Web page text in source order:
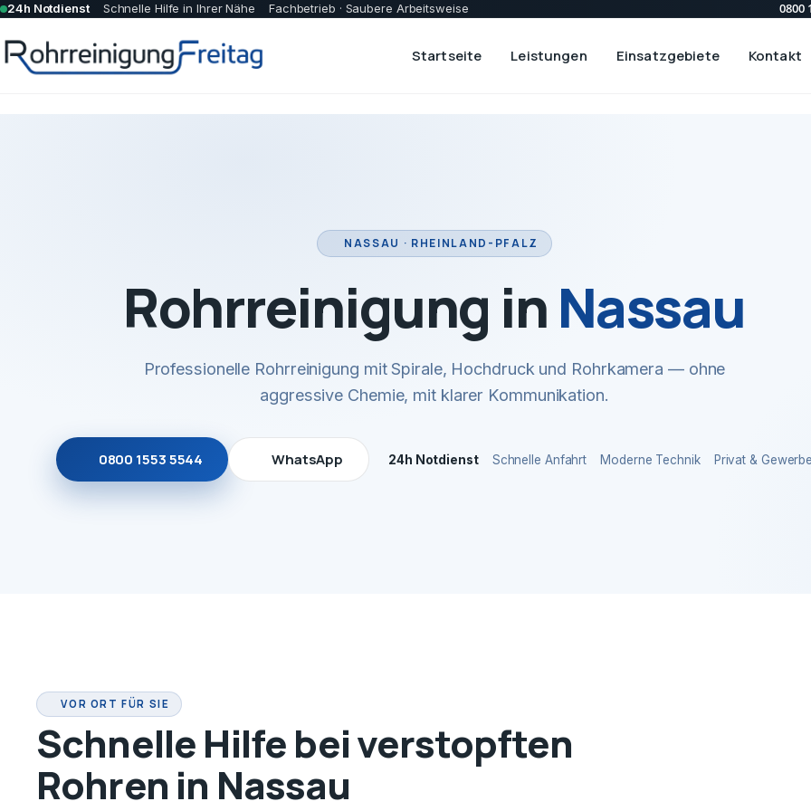
24h Notdienst Schnelle Hilfe in Ihrer Nähe Fachbetrieb · Saubere Arbeitsweise 0800
Startseite Leistungen Einsatzgebiete Kontakt
NASSAU · RHEINLAND-PFALZ
Rohrreinigung inNassau
Professionelle Rohrreinigung mit Spirale, Hochdruck und Rohrkamera — ohne
aggressive Chemie, mit klarer Kommunikation.
0800 1553 5544 WhatsApp 24h Notdienst Schnelle Anfahrt Moderne Technik Privat &
VOR ORT FÜR SIE
Schnelle Hilfe bei verstopften
Rohren in Nassau